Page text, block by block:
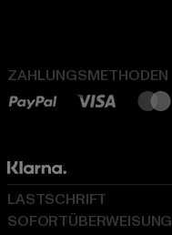
ZAHLUNGSMETHODEN
LASTSCHRIFT
SOFORTÜBERWEISUNG